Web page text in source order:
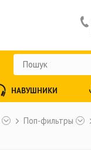
Поп-фильтры
НАВУШНИКИ